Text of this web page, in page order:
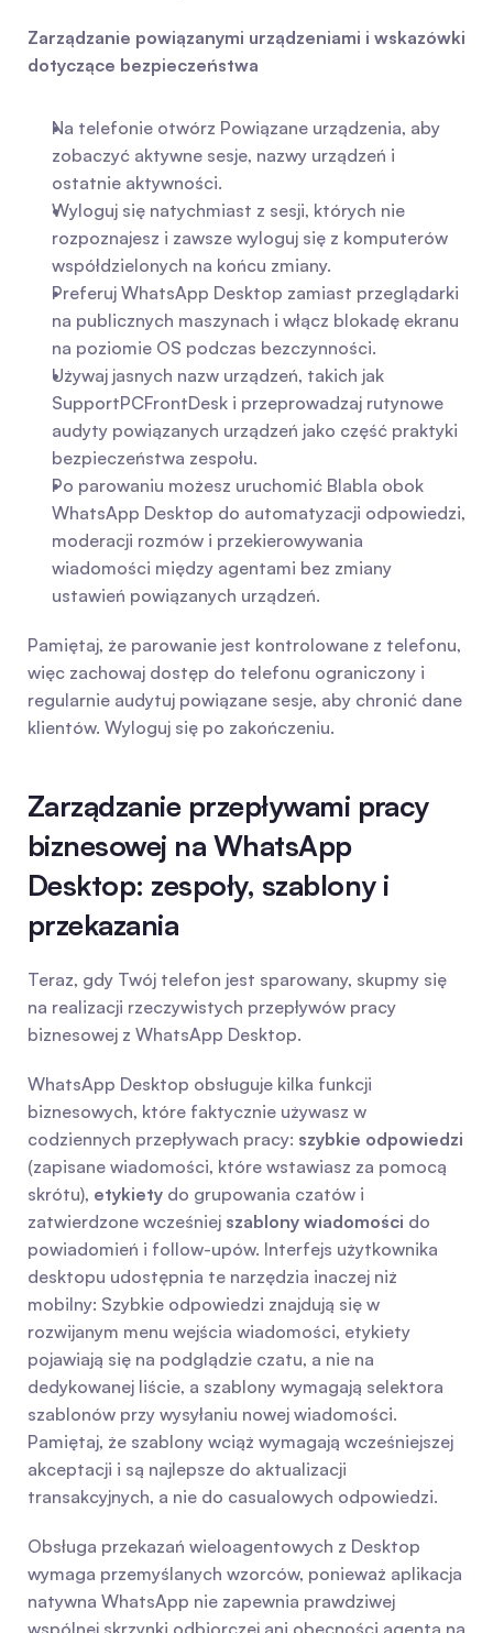
Zarządzanie powiązanymi urządzeniami i wskazówki
dotyczące bezpieczeństwa
Na telefonie otwórz Powiązane urządzenia, aby
zobaczyć aktywne sesje, nazwy urządzeń i
ostatnie aktywności.
Wyloguj się natychmiast z sesji, których nie
rozpoznajesz i zawsze wyloguj się z komputerów
współdzielonych na końcu zmiany.
Preferuj WhatsApp Desktop zamiast przeglądarki
na publicznych maszynach i włącz blokadę ekranu
na poziomie OS podczas bezczynności.
Używaj jasnych nazw urządzeń, takich jak
SupportPCFrontDesk i przeprowadzaj rutynowe
audyty powiązanych urządzeń jako część praktyki
bezpieczeństwa zespołu.
Po parowaniu możesz uruchomić Blabla obok
WhatsApp Desktop do automatyzacji odpowiedzi,
moderacji rozmów i przekierowywania
wiadomości między agentami bez zmiany
ustawień powiązanych urządzeń.
Pamiętaj, że parowanie jest kontrolowane z telefonu,
więc zachowaj dostęp do telefonu ograniczony i
regularnie audytuj powiązane sesje, aby chronić dane
klientów. Wyloguj się po zakończeniu.
Zarządzanie przepływami pracy
biznesowej na WhatsApp
Desktop: zespoły, szablony i
przekazania
Teraz, gdy Twój telefon jest sparowany, skupmy się
na realizacji rzeczywistych przepływów pracy
biznesowej z WhatsApp Desktop.
WhatsApp Desktop obsługuje kilka funkcji
biznesowych, które faktycznie używasz w
codziennych przepływach pracy: szybkie odpowiedzi
(zapisane wiadomości, które wstawiasz za pomocą
skrótu), etykiety do grupowania czatów i
zatwierdzone wcześniej szablony wiadomości do
powiadomień i follow-upów. Interfejs użytkownika
desktopu udostępnia te narzędzia inaczej niż
mobilny: Szybkie odpowiedzi znajdują się w
rozwijanym menu wejścia wiadomości, etykiety
pojawiają się na podglądzie czatu, a nie na
dedykowanej liście, a szablony wymagają selektora
szablonów przy wysyłaniu nowej wiadomości.
Pamiętaj, że szablony wciąż wymagają wcześniejszej
akceptacji i są najlepsze do aktualizacji
transakcyjnych, a nie do casualowych odpowiedzi.
Obsługa przekazań wieloagentowych z Desktop
wymaga przemyślanych wzorców, ponieważ aplikacja
natywna WhatsApp nie zapewnia prawdziwej
wspólnej skrzynki odbiorczej ani obecności agenta na